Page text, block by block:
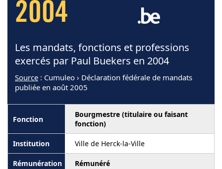
2004
Les mandats, fonctions et professions
exercés par Paul Buekers en 2004
Source : Cumuleo › Déclaration fédérale de mandats
publiée en août 2005
Bourgmestre (titulaire ou faisant
fonction)
Ville de Herck-la-Ville
Rémunéré